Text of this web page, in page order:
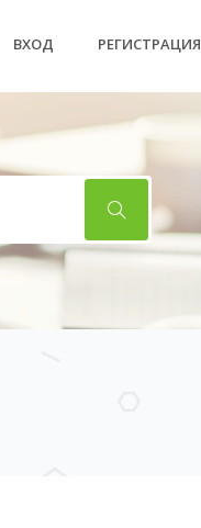
ВХОД РЕГИСТРАЦИЯ